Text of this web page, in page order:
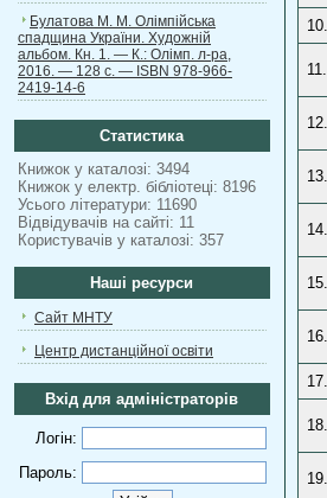
Булатова М. М. Олімпійська
спадщина України. Художній
альбом. Кн. 1. — К.: Олімп. л-ра,
2016. — 128 с. — ISBN 978-966-
2419-14-6
Статистика
Книжок у каталозі: 3494
Книжок у електр. бібліотеці: 8196
Усього літератури: 11690
Відвідувачів на сайті: 11
Користувачів у каталозі: 357
Наші ресурси
Сайт МНТУ
Центр дистанційної освіти
Вхід для адміністраторів
Логін:
Пароль:
10.
11.
12.
13.
14.
15.
16.
17.
18.
19.